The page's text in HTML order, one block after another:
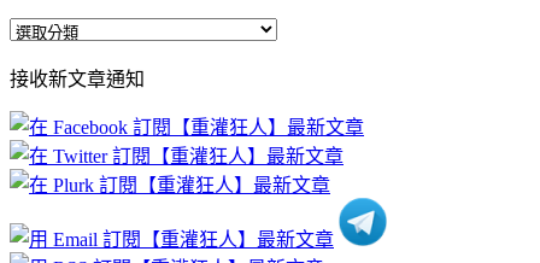
全
文
章
分
類
接收新文章通知